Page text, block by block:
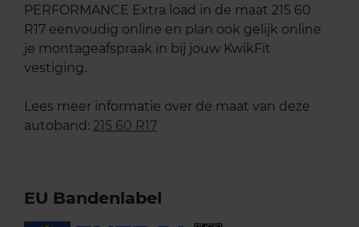
PERFORMANCE Extra load in de maat 215 60
R17 eenvoudig online en plan ook gelijk online
je montageafspraak in bij jouw KwikFit
vestiging.
Lees meer informatie over de maat van deze
autoband: 215 60 R17
EU Bandenlabel